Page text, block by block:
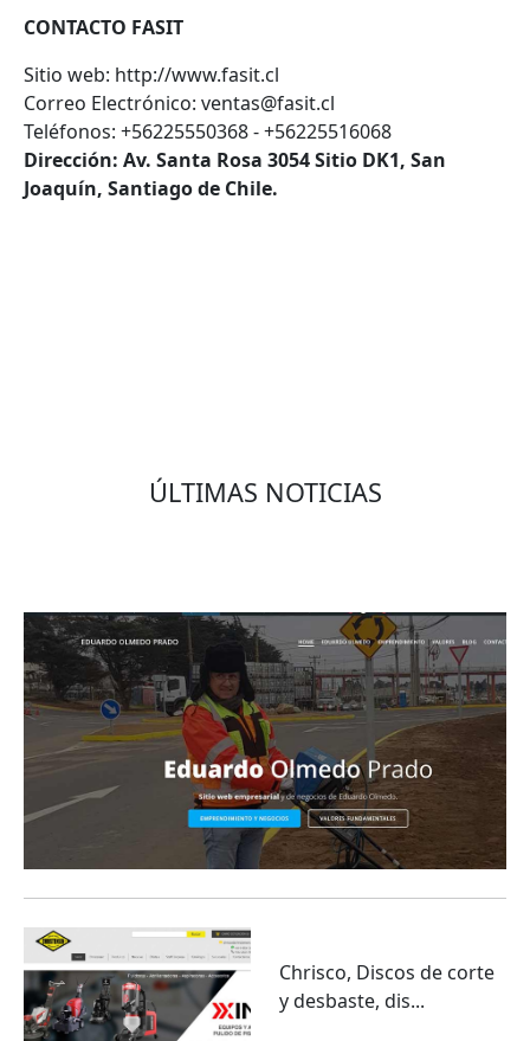
CONTACTO FASIT
Sitio web: http://www.fasit.cl
Correo Electrónico: ventas@fasit.cl
Teléfonos: +56225550368- +56225516068
Dirección: Av. Santa Rosa 3054 Sitio DK1, San
Joaquín, Santiago de Chile.
ÚLTIMAS NOTICIAS
Chrisco, Discos de corte
y desbaste, dis...